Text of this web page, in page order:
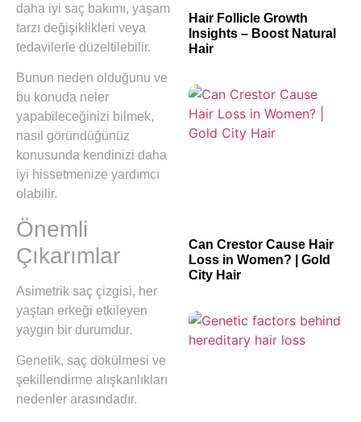
daha iyi saç bakımı, yaşam
tarzı değişiklikleri veya
tedavilerle düzeltilebilir.
Bunun neden olduğunu ve
bu konuda neler
yapabileceğinizi bilmek,
nasıl göründüğünüz
konusunda kendinizi daha
iyi hissetmenize yardımcı
olabilir.
Önemli
Çıkarımlar
Asimetrik saç çizgisi, her
yaştan erkeği etkileyen
yaygın bir durumdur.
Genetik, saç dökülmesi ve
şekillendirme alışkanlıkları
nedenler arasındadır.
Hair Follicle Growth
Insights – Boost Natural
Hair
Can Crestor Cause Hair
Loss in Women? | Gold
City Hair